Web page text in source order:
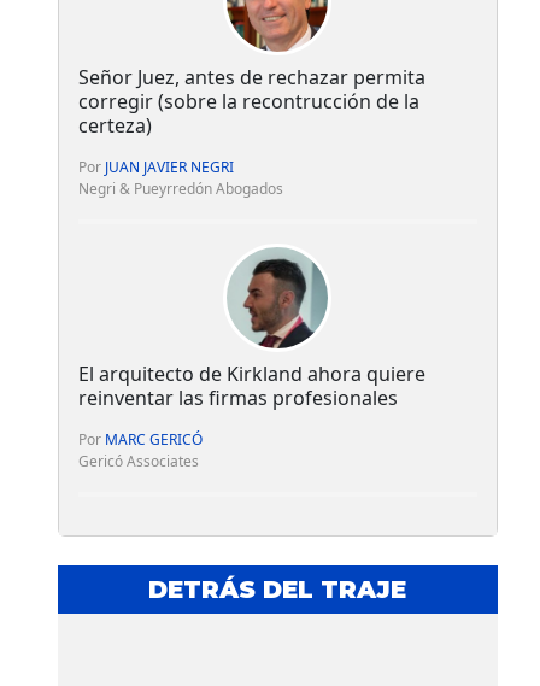
Señor Juez, antes de rechazar permita
corregir (sobre la recontrucción de la
certeza)
Por JUAN JAVIER NEGRI
Negri & Pueyrredón Abogados
El arquitecto de Kirkland ahora quiere
reinventar las firmas profesionales
Por MARC GERICÓ
Gericó Associates
DETRÁS DEL TRAJE